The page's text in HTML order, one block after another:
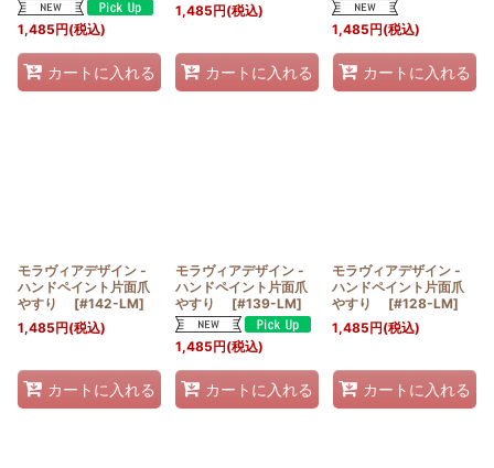
1,485円(税込)
カートに入れる
1,485円(税込)
カートに入れる
1,485円(税込)
カートに入れる
モラヴィアデザイン -
ハンドペイント片面爪
やすり
[#142-LM]
1,485円(税込)
カートに入れる
モラヴィアデザイン -
ハンドペイント片面爪
やすり
[#139-LM]
1,485円(税込)
カートに入れる
モラヴィアデザイン -
ハンドペイント片面爪
やすり
[#128-LM]
1,485円(税込)
カートに入れる